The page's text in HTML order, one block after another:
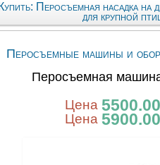
Купить: Перосъемная насадка на
для крупной
Перосъемные машины и
Перосъемная
Цена 5500.00
Цена 5900.00